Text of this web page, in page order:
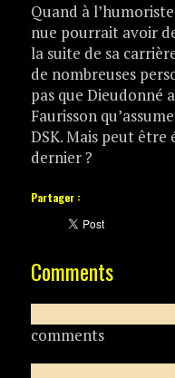
Quand à
nue pourrait avoir
la suite de sa
de nombreuses
pas que Dieudonné
Faurisson
DSK. Mais peut
dernier ?
Partager :
Comments
comments